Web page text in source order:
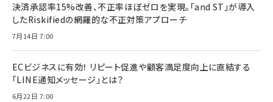
決済承認率15%改善、不正率ほぼゼロを実現。「and ST」が導入
したRiskifiedの網羅的な不正対策アプローチ
7月14日 7:00
ECビジネスに有効！ リピート促進や顧客満足度向上に直結する
「LINE通知メッセージ」とは？
6月22日 7:00